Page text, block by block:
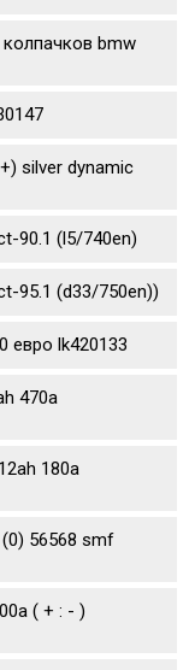
bmw
silver dynamic
90.1 (l5/740en)
95.1 (d33/750en))
евро lk420133
470a
180a
56568 smf
( + : - )